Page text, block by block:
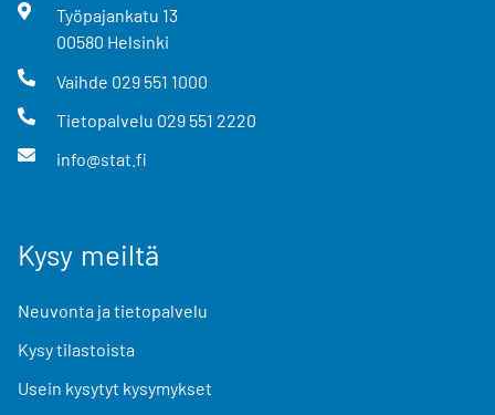
Työpajankatu 13
00580 Helsinki
Vaihde 029 551 1000
Tietopalvelu 029 551 2220
info@stat.fi
Kysy meiltä
Neuvonta ja tietopalvelu
Kysy tilastoista
Usein kysytyt kysymykset